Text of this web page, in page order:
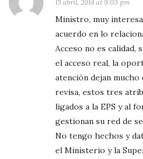
15 abril, 2014 at 9:03 pm
Ministro, muy
acuerdo en lo
Acceso no es calidad,
el acceso real, la
atención dejan mucho
revisa, estos tres
ligados a la EPS y al
gestionan su red de
No tengo hechos y
el Ministerio y la